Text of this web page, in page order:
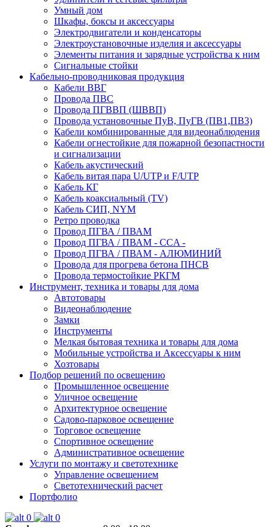
Умный дом
Шкафы, боксы и аксессуары
Электродвигатели и конденсаторы
Электроустановочные изделия и аксессуары
Элементы питания и зарядные устройства к ним
Сигнальные стойки
Кабельно-проводниковая продукция
Кабели ВВГ
Провода ПВС
Провода ПГВВП (ШВВП)
Провода установочные ПуВ, ПуГВ (ПВ1,ПВ3)
Кабели комбинированные для видеонаблюдения
Кабели огнестойкие для пожарной безопастности
и сигнализации
Кабель акустический
Кабель витая пара U/UTP и F/UTP
Кабель КГ
Кабель коаксиальный (TV)
Кабель СИП, NYM
Ретро проводка
Провод ПГВА / ПВАМ
Провод ПГВА / ПВАМ - CCA -
Провод ПГВА / ПВАМ - АЛЮМИНИЙ
Провода для прогрева бетона ПНСВ
Провода термостойкие РКГМ
Инструмент, техника и товары для дома
Автотовары
Видеонаблюдение
Замки
Инструменты
Мелкая бытовая техника и товары для дома
Мобильные устройства и Аксессуары к ним
Хозтовары
Подбор решений по освещению
Промышленное освещение
Уличное освещение
Архитектурное освещение
Садово-парковое освещение
Торговое освещение
Спортивное освещение
Административное освещение
Услуги по монтажу и светотехнике
Управление освещением
Светотехнический расчет
Портфолио
0
0